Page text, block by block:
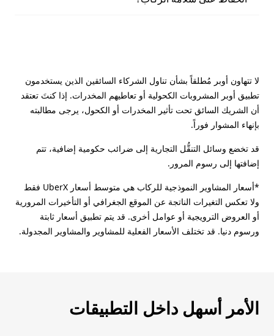
لا تتهاون أوبر مُطلقاً بشأن تناول الشركاء السائقين الذين يستخدمون
تطبيق أوبر المشروبات الكحولية أو تعاطيهم المخدرات. إذا كنتَ تعتقد
أن الشريك السائق تحت تأثير المخدرات أو الكحول، يرجى مطالبته
بإنهاء المشوار فوراً.
قد تخضع وسائل التنقُّل التجارية إلى ضرائب حكومية إضافية، تتم
إضافتها إلى رسوم المرور.
*أسعار المشاوير النموذجية للركاب هي متوسط أسعار UberX فقط
ولا تعكس التغيرات الناتجة عن الموقع الجغرافي أو التأخيرات المرورية
أو العروض الترويجية أو عوامل أخرى. قد يتم تطبيق أسعار ثابتة
ورسوم دنيا. قد تختلف الأسعار الفعلية للمشاوير والمشاوير المجدولة.
الأمر أسهل داخل التطبيقات